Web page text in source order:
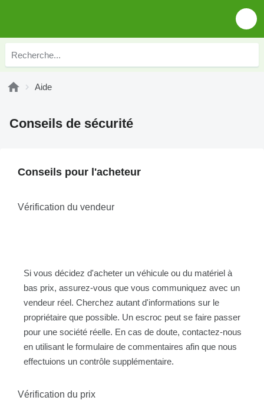
Aide
Conseils de sécurité
Conseils pour l'acheteur
Vérification du vendeur
Si vous décidez d'acheter un véhicule ou du matériel à
bas prix, assurez-vous que vous communiquez avec un
vendeur réel. Cherchez autant d'informations sur le
propriétaire que possible. Un escroc peut se faire passer
pour une société réelle. En cas de doute, contactez-nous
en utilisant le formulaire de commentaires afin que nous
effectuions un contrôle supplémentaire.
Vérification du prix